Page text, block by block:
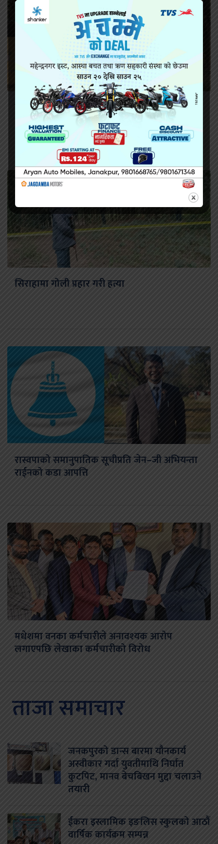
सिरहा कारागारको अवस्थाबारे राईनको गम्भीर प्रश्न
सिराहामा गोली प्रहार गरी हत्या
रास्वपाको समानुपातिक सूचीप्रति जेन–जी अभियन्ता
राईनको कडा आपत्ति
मधेशमा वनका कर्मचारीले अनावश्यक आरोप
लगाएपछि लेखाका कर्मचारीको विरोध
ताजा समाचार
जनकपुरको डान्स बारमा यौनकार्य
अस्वीकार गर्दा युवतीमाथि निर्घात
कुटपिट, मानव बेचबिखन मुद्दा चलाउने
तयारी
ईकरा इस्लामिक इङलिस स्कुलको आठौं
वार्षिक कार्यक्रम सम्पन्न